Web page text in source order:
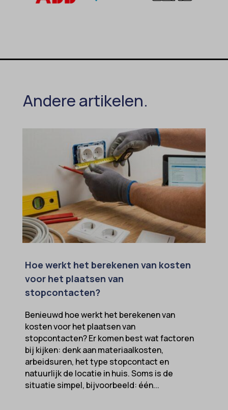
Andere artikelen.
Hoe werkt het berekenen van kosten
voor het plaatsen van
stopcontacten?
Benieuwd hoe werkt het berekenen van
kosten voor het plaatsen van
stopcontacten? Er komen best wat factoren
bij kijken: denk aan materiaalkosten,
arbeidsuren, het type stopcontact en
natuurlijk de locatie in huis. Soms is de
situatie simpel, bijvoorbeeld: één...